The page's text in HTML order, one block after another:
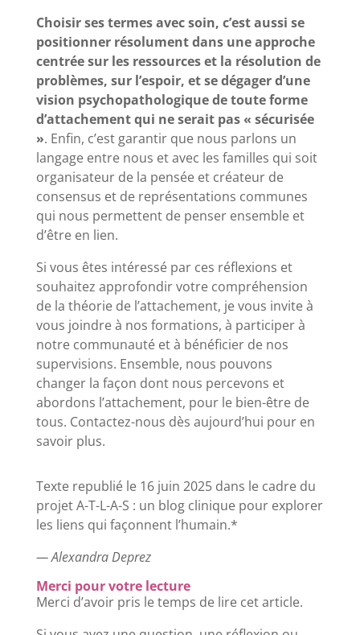
Choisir ses termes avec soin, c’est aussi se
positionner résolument dans une approche
centrée sur les ressources et la résolution de
problèmes, sur l’espoir, et se dégager d’une
vision psychopathologique de toute forme
d’attachement qui ne serait pas « sécurisée
». Enfin, c’est garantir que nous parlons un
langage entre nous et avec les familles qui soit
organisateur de la pensée et créateur de
consensus et de représentations communes
qui nous permettent de penser ensemble et
d’être en lien.
Si vous êtes intéressé par ces réflexions et
souhaitez approfondir votre compréhension
de la théorie de l’attachement, je vous invite à
vous joindre à nos formations, à participer à
notre communauté et à bénéficier de nos
supervisions. Ensemble, nous pouvons
changer la façon dont nous percevons et
abordons l’attachement, pour le bien-être de
tous. Contactez-nous dès aujourd’hui pour en
savoir plus.
Texte republié le 16 juin 2025 dans le cadre du
projet A-T-L-A-S : un blog clinique pour explorer
les liens qui façonnent l’humain.*
— Alexandra Deprez
Merci pour votre lecture
Merci d’avoir pris le temps de lire cet article.